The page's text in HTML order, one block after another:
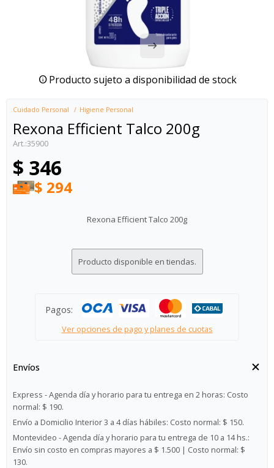
Producto sujeto a disponibilidad de stock
Cuidado Personal Higiene Personal
Rexona Efficient Talco 200g
35900
$ 346
$ 294
Rexona Efficient Talco 200g
Producto disponible en tiendas.
Pagos:
Ver opciones de pago y planes de cuotas
Envíos
Express - Agenda día y horario para tu entrega en 2 horas: Costo
normal: $ 190.
Envío a Domicilio Interior 3 a 4 días hábiles: Costo normal: $ 150.
Montevideo - Agenda día y horario para tu entrega de 10 a 14 hs.:
Envío sin costo en compras mayores a $ 1.500 | Costo normal: $
130.